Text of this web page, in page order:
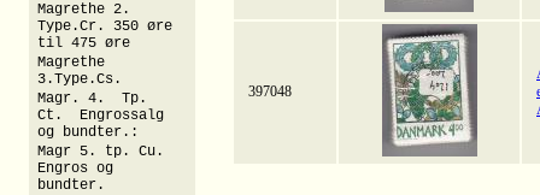
397048
Magrethe 2.
Type.Cr. 350 øre
til 475 øre
Magrethe
3.Type.Cs.
Magr. 4. Tp.
Ct. Engrossalg
og bundter.:
Magr 5. tp. Cu.
Engros og
bundter.